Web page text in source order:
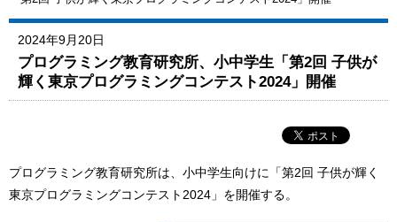
2024年9月20日
プログラミング教育研究所、小中学生「第2回 子供が
輝く東京プログラミングコンテスト2024」開催
プログラミング教育研究所は、小中学生向けに「第2回 子供が輝く
東京プログラミングコンテスト2024」を開催する。